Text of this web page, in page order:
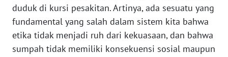
duduk di kursi pesakitan. Artinya, ada sesuatu yang
fundamental yang salah dalam sistem kita bahwa
etika tidak menjadi ruh dari kekuasaan, dan bahwa
sumpah tidak memiliki konsekuensi sosial maupun
WN
JATIM